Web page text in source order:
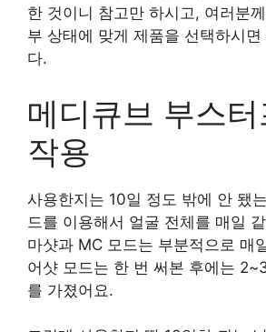
한 것이니 참고만 하시고, 여러분
부 상태에 맞게 제품을 선택하시면
다.
메디큐브 부스
작용
사용한지는 10일 정도 밖에 안 됐
드를 이용해서 얼굴 전체를 매일
마샷과 MC 모드는 부분적으로 매
어샷 모드는 한 번 써본 후에는
를 가졌어요.